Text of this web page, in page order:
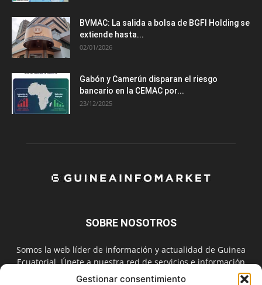
Gestionar consentimiento
BVMAC: La salida a bolsa de BGFI Holding se
extiende hasta...
02/01/2026
Gabón y Camerún disparan el riesgo
bancario en la CEMAC por...
23/12/2025
SOBRE NOSOTROS
Somos la web líder de información y actualidad de Guinea
Ecuatorial. Únete a nuestra red de servicios e información
digital también en las redes sociales.